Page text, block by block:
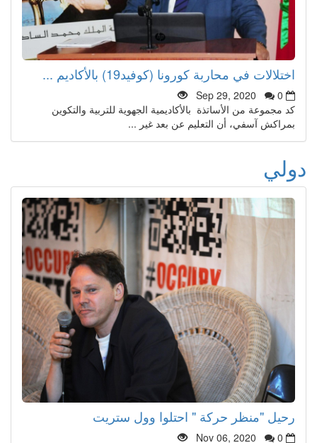
اختلالات في محاربة كورونا (كوفيد19) بالأكاديم ...
Sep 29, 2020
0
كد مجموعة من الأساتذة بالأكاديمية الجهوية للتربية والتكوين
بمراكش آسفي، أن التعليم عن بعد غير ...
دولي
رحيل "منظر حركة " احتلوا وول ستريت
Nov 06, 2020 0